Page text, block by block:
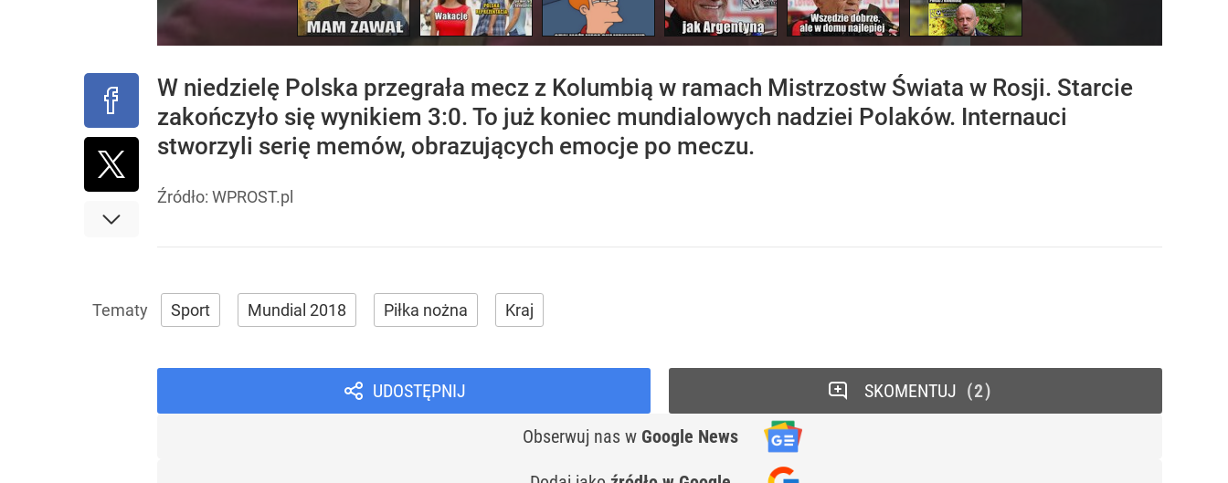
W niedzielę Polska przegrała mecz z Kolumbią w ramach Mistrzostw Świata w Rosji. Starcie
zakończyło się wynikiem 3:0. To już koniec mundialowych nadziei Polaków. Internauci
stworzyli serię memów, obrazujących emocje po meczu.
Źródło: WPROST.pl
Sport Mundial 2018 Piłka nożna Kraj
UDOSTĘPNIJ
Obserwuj nas w Google News
SKOMENTUJ 2